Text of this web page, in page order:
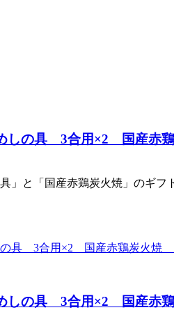
しの具 3合用×2 国産赤
」と「国産赤鶏炭火焼」のギフ
しの具 3合用×2 国産赤